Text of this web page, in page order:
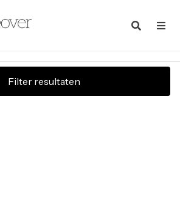
Filter resultaten